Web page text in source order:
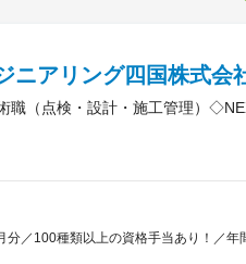
ニアリング四国株式会
職（点検・設計・施工管理）
分／100種類以上の資格手当あり！／